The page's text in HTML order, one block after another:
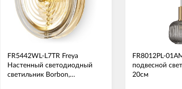
FR5442WL-L7TR Freya
Настенный светодиодный
светильник Borbon,
FR8012PL-
подвесной
20см